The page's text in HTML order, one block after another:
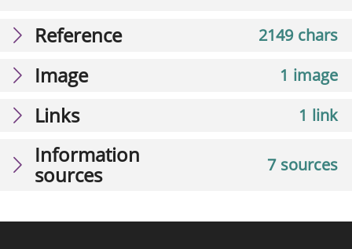
2149 chars
Reference
1 image
Image
1 link
Links
7 sources
Information
sources